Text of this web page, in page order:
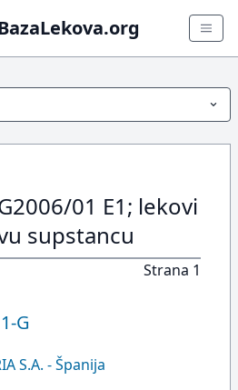
01 E1; lekovi
supstancu
Strana 1
G
S.A. - Španija